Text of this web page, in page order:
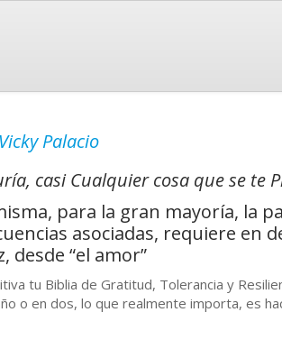
Vicky Palacio
casi Cualquier cosa que se te
para la gran mayoría, la
asociadas, requiere en
desde “el amor”
tu Biblia de Gratitud, Tolerancia y
o en dos, lo que realmente importa, es